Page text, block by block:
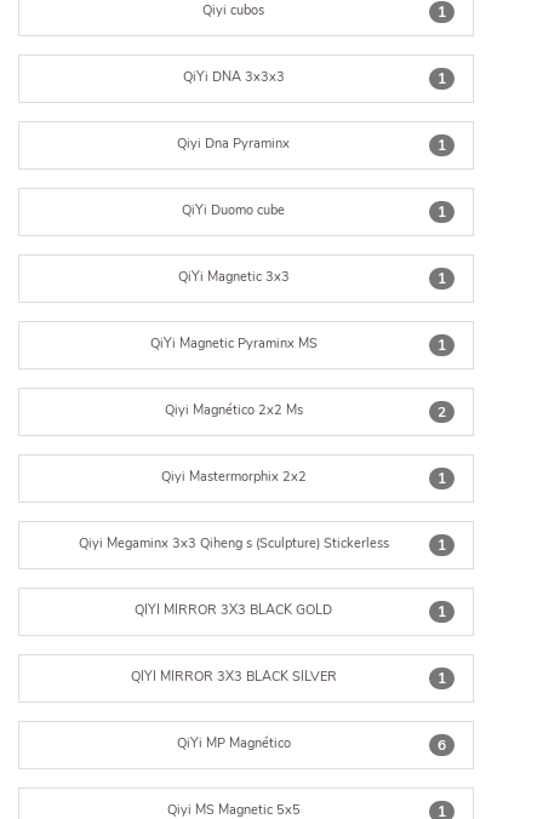
1
Qiyi cubos
1
QiYi DNA 3x3x3
1
Qiyi Dna Pyraminx
1
QiYi Duomo cube
1
QiYi Magnetic 3x3
1
QiYi Magnetic Pyraminx MS
2
Qiyi Magnético 2x2 Ms
1
Qiyi Mastermorphix 2x2
1
Qiyi Megaminx 3x3 Qiheng s (Sculpture) Stickerless
1
QIYI MIRROR 3X3 BLACK GOLD
1
QIYI MIRROR 3X3 BLACK SILVER
6
QiYi MP Magnético
1
Qiyi MS Magnetic 5x5